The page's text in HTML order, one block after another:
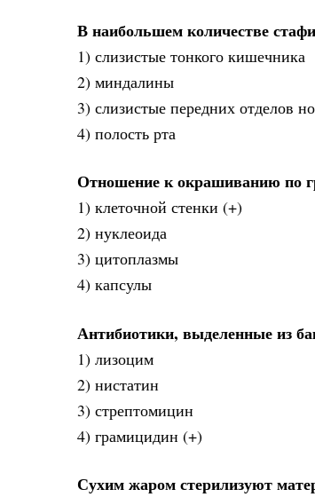
В наибольшем количестве
1) слизистые тонкого кишечника
2) миндалины
3) слизистые передних отделов
4) полость рта
Отношение к окрашиванию по
1) клеточной стенки (+)
2) нуклеоида
3) цитоплазмы
4) капсулы
Антибиотики, выделенные из
1) лизоцим
2) нистатин
3) стрептомицин
4) грамицидин (+)
Сухим жаром стерилизуют